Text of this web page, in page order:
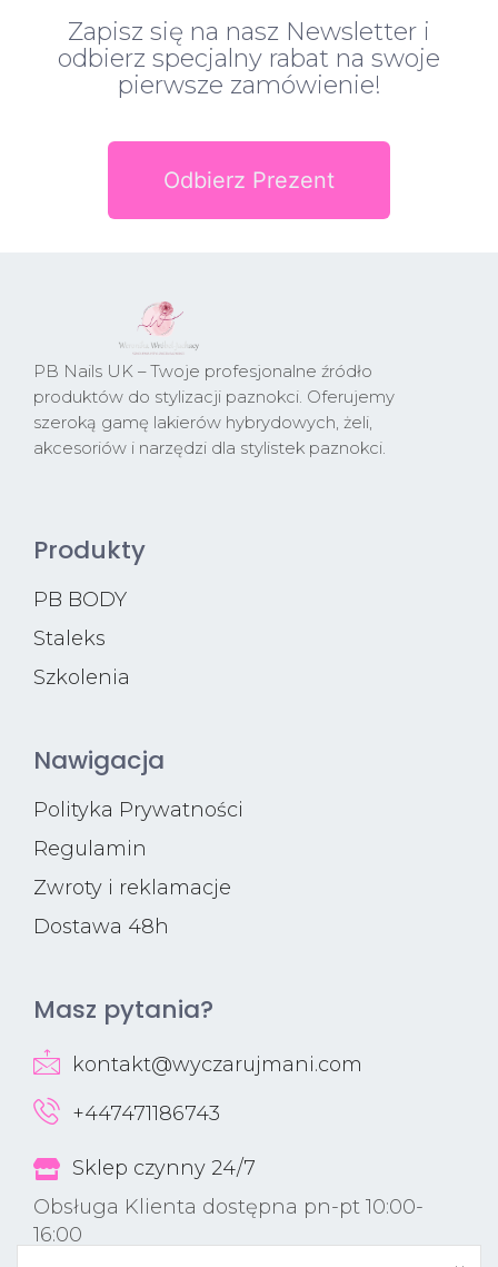
Zapisz się na nasz Newsletter i
odbierz specjalny rabat na swoje
pierwsze zamówienie!
Odbierz Prezent
PB Nails UK – Twoje profesjonalne źródło
produktów do stylizacji paznokci. Oferujemy
szeroką gamę lakierów hybrydowych, żeli,
akcesoriów i narzędzi dla stylistek paznokci.
Produkty
PB BODY
Staleks
Szkolenia
Nawigacja
Polityka Prywatności
Regulamin
Zwroty i reklamacje
Dostawa 48h
Masz pytania?
kontakt@wyczarujmani.com
+447471186743
Sklep czynny 24/7
Obsługa Klienta dostępna pn-pt 10:00-
16:00